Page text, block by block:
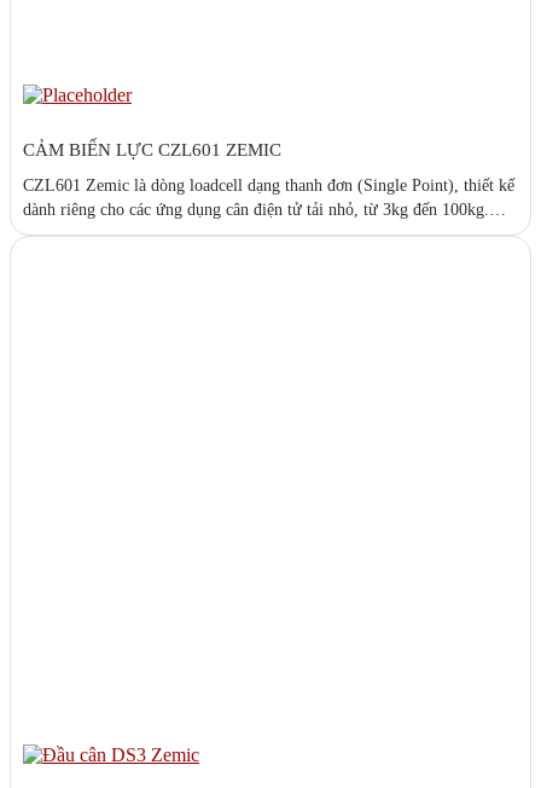
CẢM BIẾN LỰC CZL601 ZEMIC
CZL601 Zemic là dòng loadcell dạng thanh đơn (Single Point), thiết kế
dành riêng cho các ứng dụng cân điện tử tải nhỏ, từ 3kg đến 100kg.
Với độ chính xác cao, kích thước nhỏ gọn và vật liệu hợp kim nhôm,